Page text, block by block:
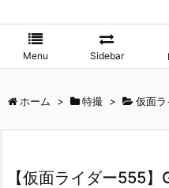
Menu Sidebar
ホーム > 特撮 > 仮面ラ
【仮面ライダー555